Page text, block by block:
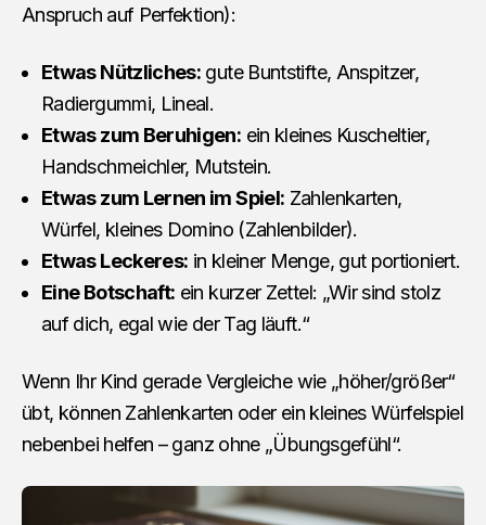
Anspruch auf Perfektion):
Etwas Nützliches: gute Buntstifte, Anspitzer,
Radiergummi, Lineal.
Etwas zum Beruhigen: ein kleines Kuscheltier,
Handschmeichler, Mutstein.
Etwas zum Lernen im Spiel: Zahlenkarten,
Würfel, kleines Domino (Zahlenbilder).
Etwas Leckeres: in kleiner Menge, gut portioniert.
Eine Botschaft: ein kurzer Zettel: „Wir sind stolz
auf dich, egal wie der Tag läuft.“
Wenn Ihr Kind gerade Vergleiche wie „höher/größer“
übt, können Zahlenkarten oder ein kleines Würfelspiel
nebenbei helfen – ganz ohne „Übungsgefühl“.